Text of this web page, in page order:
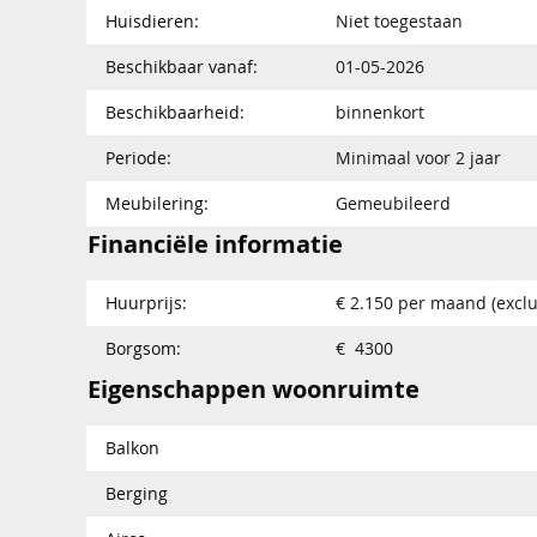
Huisdieren:
Niet toegestaan
Beschikbaar vanaf:
01-05-2026
Beschikbaarheid:
binnenkort
Periode:
Minimaal voor 2 jaar
Meubilering:
Gemeubileerd
Financiële informatie
Huurprijs:
€ 2.150 per maand
Borgsom:
€ 4300
Eigenschappen woonruimte
Balkon
Berging